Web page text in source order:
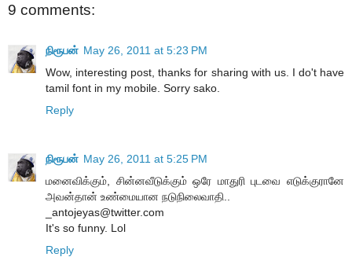
9 comments:
நிரூபன் May 26, 2011 at 5:23 PM
Wow, interesting post, thanks for sharing with us. I do't have
tamil font in my mobile. Sorry sako.
Reply
நிரூபன் May 26, 2011 at 5:25 PM
மனைவிக்கும், சின்னவீடுக்கும் ஒரே மாதுரி புடவை எடுக்குரானே
அவன்தான் உண்மையான நடுநிலைவாதி..
_antojeyas@twitter.com
It's so funny. Lol
Reply